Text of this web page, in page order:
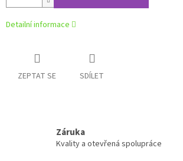
Detailní informace
ZEPTAT SE SDÍLET
Záruka
Kvality a otevřená spolupráce